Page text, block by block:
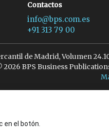
Contactos
info@bps.com.es
+91 313 79 00
de Madrid, Volumen
2026 BPS Business
en el botón.